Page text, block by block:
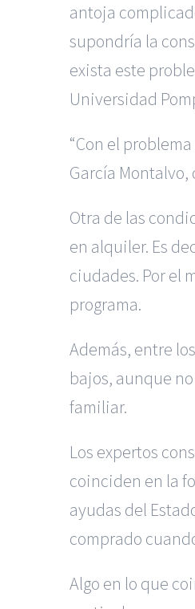
antoja
supondría la
exista este
Universidad
“Con el
García
Otra de las
en alquiler. Es
ciudades. Por el
programa.
Además, entre
bajos, aunque
familiar.
Los expertos
coinciden en la
ayudas del
comprado
Algo en lo que